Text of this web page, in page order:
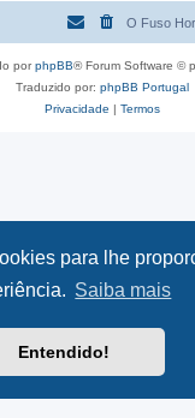
para lhe
Saiba mais
Entendido!
O Fuso
porphpBB® Forum Software ©
Traduzido por: phpBB Portugal
Privacidade | Termos